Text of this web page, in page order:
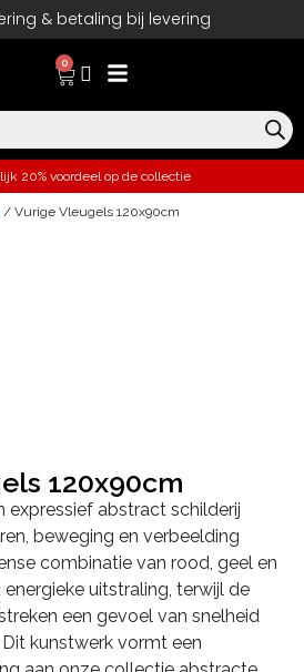
& betaling bij levering
0
20% voordeel op de collectie
/ Vurige Vleugels 120x90cm
120x90cm
expressief abstract schilderij
beweging en verbeelding
combinatie van rood, geel en
uitstraling, terwijl de
een gevoel van snelheid
kunstwerk vormt een